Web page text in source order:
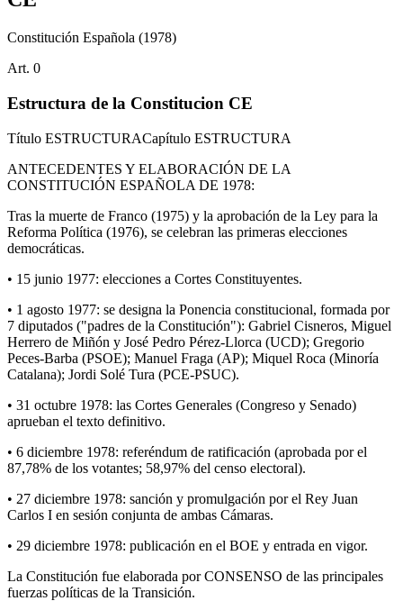
Constitución Española (1978)
Art. 0
Estructura de la Constitucion CE
Título ESTRUCTURACapítulo ESTRUCTURA
ANTECEDENTES Y ELABORACIÓN DE LA
CONSTITUCIÓN ESPAÑOLA DE 1978:
Tras la muerte de Franco (1975) y la aprobación de la Ley para la
Reforma Política (1976), se celebran las primeras elecciones
democráticas.
• 15 junio 1977: elecciones a Cortes Constituyentes.
• 1 agosto 1977: se designa la Ponencia constitucional, formada por
7 diputados ("padres de la Constitución"): Gabriel Cisneros, Miguel
Herrero de Miñón y José Pedro Pérez-Llorca (UCD); Gregorio
Peces-Barba (PSOE); Manuel Fraga (AP); Miquel Roca (Minoría
Catalana); Jordi Solé Tura (PCE-PSUC).
• 31 octubre 1978: las Cortes Generales (Congreso y Senado)
aprueban el texto definitivo.
• 6 diciembre 1978: referéndum de ratificación (aprobada por el
87,78% de los votantes; 58,97% del censo electoral).
• 27 diciembre 1978: sanción y promulgación por el Rey Juan
Carlos I en sesión conjunta de ambas Cámaras.
• 29 diciembre 1978: publicación en el BOE y entrada en vigor.
La Constitución fue elaborada por CONSENSO de las principales
fuerzas políticas de la Transición.